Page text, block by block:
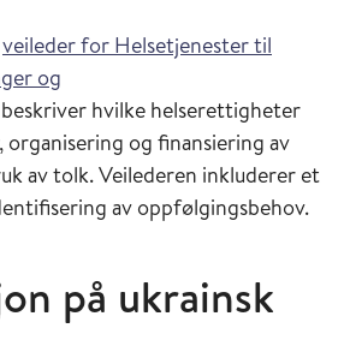
veileder for Helsetjenester til
og
beskriver hvilke helserettigheter
organisering og finansiering av
av tolk. Veilederen inkluderer et
av oppfølgingsbehov.
på ukrainsk